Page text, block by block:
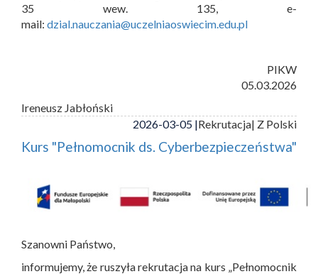
35 wew. 135, e-
mail: dzial.nauczania@uczelniaoswiecim.edu.pl
PIKW
05.03.2026
Ireneusz Jabłoński
2026-03-05 |Rekrutacja| Z Polski
Kurs "Pełnomocnik ds. Cyberbezpieczeństwa"
Szanowni Państwo,
informujemy, że ruszyła rekrutacja na kurs „Pełnomocnik